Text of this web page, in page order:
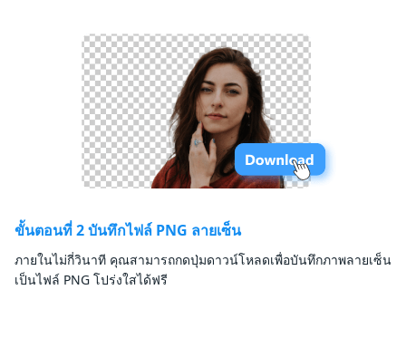
ขั้นตอนที่ 2 บันทึกไฟล์ PNG ลายเซ็น
ภายในไม่กี่วินาที คุณสามารถกดปุ่มดาวน์โหลดเพื่อบันทึกภาพลายเซ็น
เป็นไฟล์ PNG โปร่งใสได้ฟรี